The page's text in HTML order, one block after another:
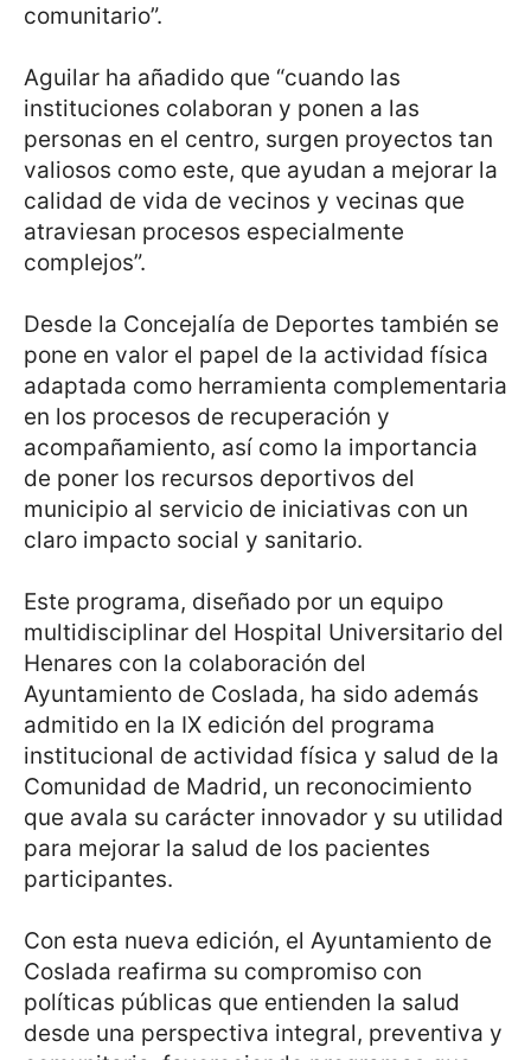
comunitario”.
Aguilar ha añadido que “cuando las
instituciones colaboran y ponen a las
personas en el centro, surgen proyectos tan
valiosos como este, que ayudan a mejorar la
calidad de vida de vecinos y vecinas que
atraviesan procesos especialmente
complejos”.
Desde la Concejalía de Deportes también se
pone en valor el papel de la actividad física
adaptada como herramienta complementaria
en los procesos de recuperación y
acompañamiento, así como la importancia
de poner los recursos deportivos del
municipio al servicio de iniciativas con un
claro impacto social y sanitario.
Este programa, diseñado por un equipo
multidisciplinar del Hospital Universitario del
Henares con la colaboración del
Ayuntamiento de Coslada, ha sido además
admitido en la IX edición del programa
institucional de actividad física y salud de la
Comunidad de Madrid, un reconocimiento
que avala su carácter innovador y su utilidad
para mejorar la salud de los pacientes
participantes.
Con esta nueva edición, el Ayuntamiento de
Coslada reafirma su compromiso con
políticas públicas que entienden la salud
desde una perspectiva integral, preventiva y